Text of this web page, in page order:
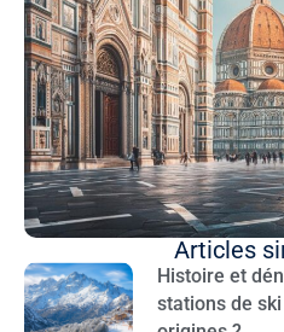
Articles
Histoire et
stations de